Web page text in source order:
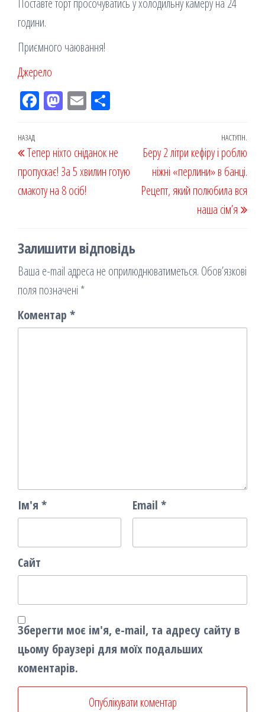
Поставте торт просочуватись у холодильну камеру на 24
години.
Приємного чаювання!
Джерело
Fac
k
M
on
Em
ис
я
Навігація
записів
Попередній
запис
НАЗАД
Тепер ніхто сніданок не
пропускає! За 5 хвилин готую
смакоту на 8 осіб!
НАСТУПН.
Беру 2 літри кефіру і роблю
ніжні «перлини» в банці.
Рецепт, який полюбила вся
наша сім’я
Залишити відповідь
Ваша e-mail адреса не оприлюднюватиметься. Обов’язкові
поля позначені *
Коментар *
Ім'я * Email *
Сайт
Зберегти моє ім'я, e-mail, та адресу сайту в
цьому браузері для моїх подальших
коментарів.